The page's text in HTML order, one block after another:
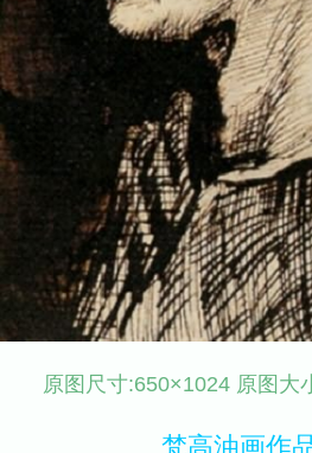
原图尺寸:650×1024 原图大
梵高油画作